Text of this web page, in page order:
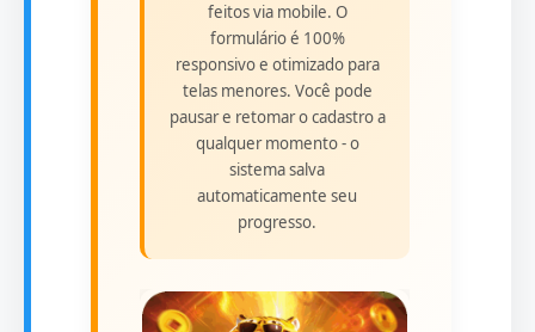
feitos via mobile. O
formulário é 100%
responsivo e otimizado para
telas menores. Você pode
pausar e retomar o cadastro a
qualquer momento - o
sistema salva
automaticamente seu
progresso.